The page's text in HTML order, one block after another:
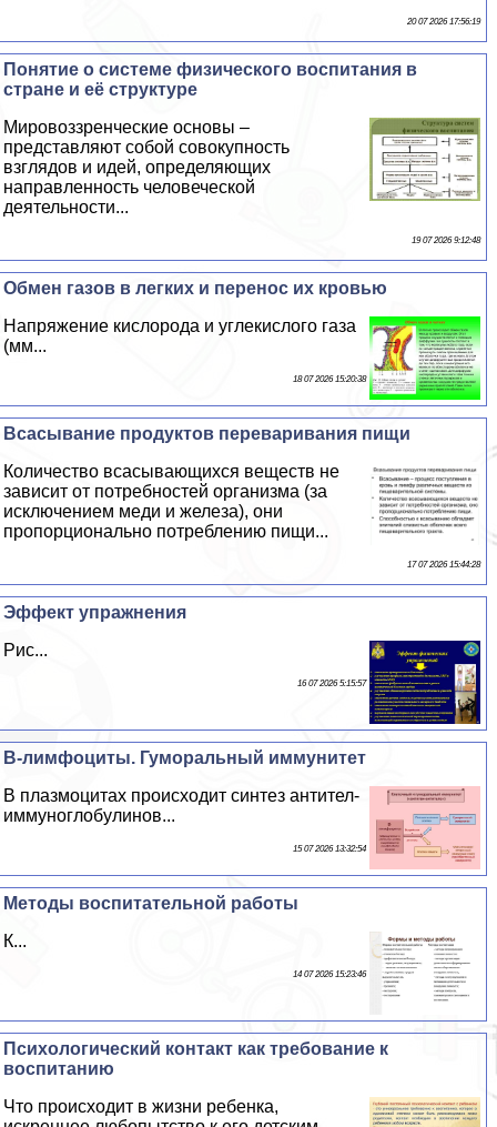
20 07 2026 17:56:19
Понятие о системе физического воспитания в
стране и её структуре
Мировоззренческие основы –
представляют собой совокупность
взглядов и идей, определяющих
направленность человеческой
деятельности...
19 07 2026 9:12:48
Обмен газов в легких и перенос их кровью
Напряжение кислорода и углекислого газа
(мм...
18 07 2026 15:20:38
Всасывание продуктов переваривания пищи
Количество всасывающихся веществ не
зависит от потребностей организма (за
исключением меди и железа), они
пропорционально потрeблению пищи...
17 07 2026 15:44:28
Эффект упражнения
Рис...
16 07 2026 5:15:57
В-лимфоциты. Гумopaльный иммунитет
В плазмоцитах происходит синтез антител-
иммуноглобулинов...
15 07 2026 13:32:54
Методы воспитательной работы
К...
14 07 2026 15:23:46
Психологический контакт как требование к
воспитанию
Что происходит в жизни ребенка,